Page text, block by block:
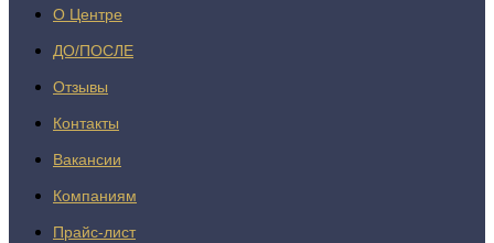
О Центре
ДО/ПОСЛЕ
Отзывы
Контакты
Вакансии
Компаниям
Прайс-лист